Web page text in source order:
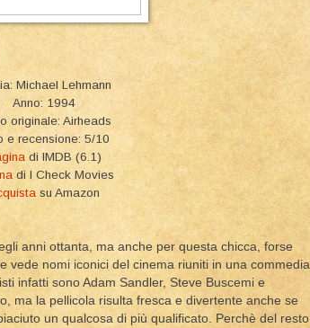
Michael Lehmann
Anno: 1994
originale: Airheads
e recensione: 5/10
di IMDB (6.1)
di I Check Movies
su Amazon
anni ottanta, ma anche per questa chicca, forse
vede nomi iconici del cinema riuniti in una commedia
infatti sono Adam Sandler, Steve Buscemi e
ma la pellicola risulta fresca e divertente anche se
un qualcosa di più qualificato. Perchè del resto